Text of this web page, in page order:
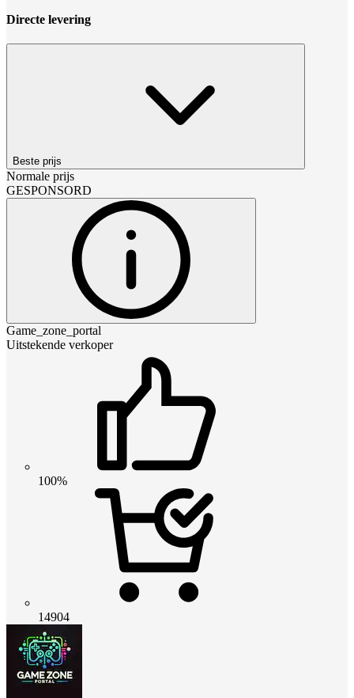
Directe levering
Beste prijs
Normale prijs
GESPONSORD
Game_zone_portal
Uitstekende verkoper
100%
14904